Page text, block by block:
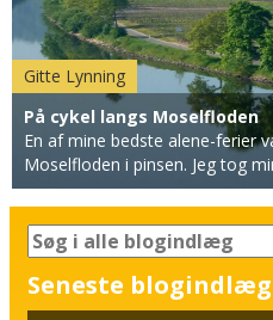
Gitte Lynning
På cykel langs Moselfloden
En af mine bedste alene-ferier
Moselfloden i pinsen. Jeg tog
Seneste blogindlæg